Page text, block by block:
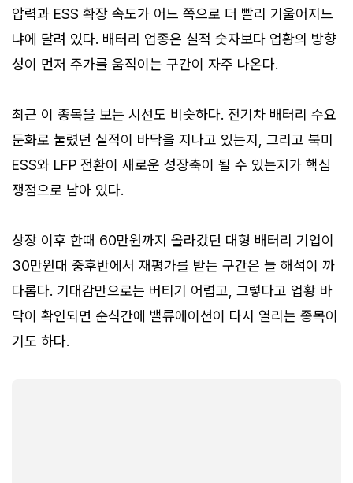
압력과 ESS 확장 속도가 어느 쪽으로 더 빨리 기울어지느
냐에 달려 있다. 배터리 업종은 실적 숫자보다 업황의 방향
성이 먼저 주가를 움직이는 구간이 자주 나온다.
최근 이 종목을 보는 시선도 비슷하다. 전기차 배터리 수요
둔화로 눌렸던 실적이 바닥을 지나고 있는지, 그리고 북미
ESS와 LFP 전환이 새로운 성장축이 될 수 있는지가 핵심
쟁점으로 남아 있다.
상장 이후 한때 60만원까지 올라갔던 대형 배터리 기업이
30만원대 중후반에서 재평가를 받는 구간은 늘 해석이 까
다롭다. 기대감만으로는 버티기 어렵고, 그렇다고 업황 바
닥이 확인되면 순식간에 밸류에이션이 다시 열리는 종목이
기도 하다.